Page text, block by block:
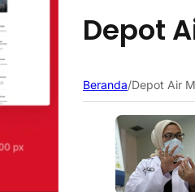
Depot
Beranda/Depot Air